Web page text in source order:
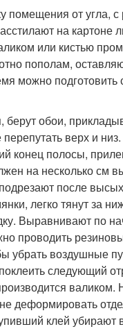
помещения от угла, с
на картоне
или кистью
пополам,
можно
берут обои,
верх и
конец полосы,
на несколько см
после
легко тянут за
Выравнивают по
проводить
убрать воздушные
следующий
деформировать
клей убирают